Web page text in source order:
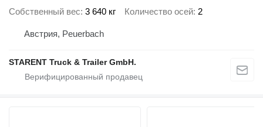
Собственный вес 3 640 кг Количество осей 2
Австрия, Peuerbach
STARENT Truck & Trailer GmbH.